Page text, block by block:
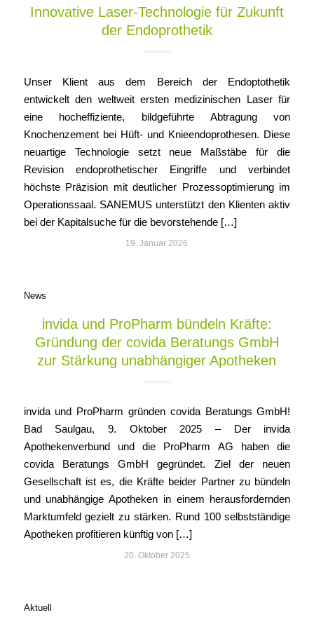
Innovative Laser-Technologie für Zukunft
der Endoprothetik
Unser Klient aus dem Bereich der Endoptothetik
entwickelt den weltweit ersten medizinischen Laser für
eine hocheffiziente, bildgeführte Abtragung von
Knochenzement bei Hüft- und Knieendoprothesen. Diese
neuartige Technologie setzt neue Maßstäbe für die
Revision endoprothetischer Eingriffe und verbindet
höchste Präzision mit deutlicher Prozessoptimierung im
Operationssaal. SANEMUS unterstützt den Klienten aktiv
bei der Kapitalsuche für die bevorstehende […]
19. Januar 2026
News
invida und ProPharm bündeln Kräfte:
Gründung der covida Beratungs GmbH
zur Stärkung unabhängiger Apotheken
invida und ProPharm gründen covida Beratungs GmbH!
Bad Saulgau, 9. Oktober 2025 – Der invida
Apothekenverbund und die ProPharm AG haben die
covida Beratungs GmbH gegründet. Ziel der neuen
Gesellschaft ist es, die Kräfte beider Partner zu bündeln
und unabhängige Apotheken in einem herausfordernden
Marktumfeld gezielt zu stärken. Rund 100 selbstständige
Apotheken profitieren künftig von […]
20. Oktober 2025
Aktuell